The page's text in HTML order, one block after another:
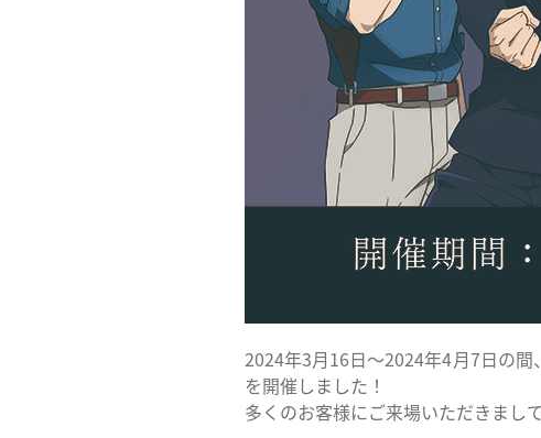
2024年3月16日〜2024年4月7日の間
を開催しました！
多くのお客様にご来場いただきまし